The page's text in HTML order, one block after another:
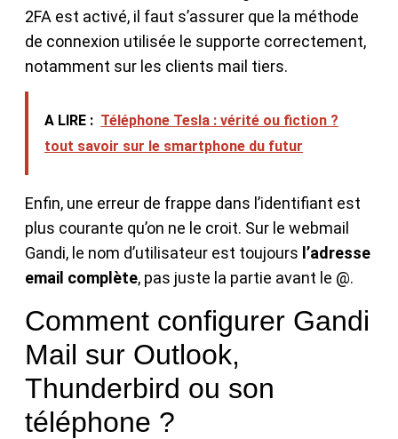
2FA est activé, il faut s’assurer que la méthode
de connexion utilisée le supporte correctement,
notamment sur les clients mail tiers.
A LIRE : Téléphone Tesla : vérité ou fiction ?
tout savoir sur le smartphone du futur
Enfin, une erreur de frappe dans l’identifiant est
plus courante qu’on ne le croit. Sur le webmail
Gandi, le nom d’utilisateur est toujours l’adresse
email complète, pas juste la partie avant le @.
Comment configurer Gandi
Mail sur Outlook,
Thunderbird ou son
téléphone ?